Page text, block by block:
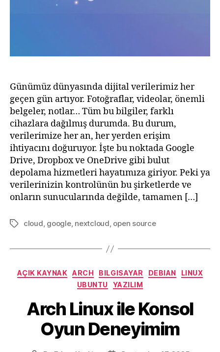
Günümüz dünyasında dijital verilerimiz her
geçen gün artıyor. Fotoğraflar, videolar, önemli
belgeler, notlar… Tüm bu bilgiler, farklı
cihazlara dağılmış durumda. Bu durum,
verilerimize her an, her yerden erişim
ihtiyacını doğuruyor. İşte bu noktada Google
Drive, Dropbox ve OneDrive gibi bulut
depolama hizmetleri hayatımıza giriyor. Peki ya
verilerinizin kontrolünün bu şirketlerde ve
onların sunucularında değilde, tamamen […]
Tagscloud, google, nextcloud, open source
Categories
AÇIK KAYNAK ARCH BILGISAYAR DEBIAN
LINUX
UBUNTU
YAZILIM
Arch Linux ile Konsol
Oyun Deneyimim